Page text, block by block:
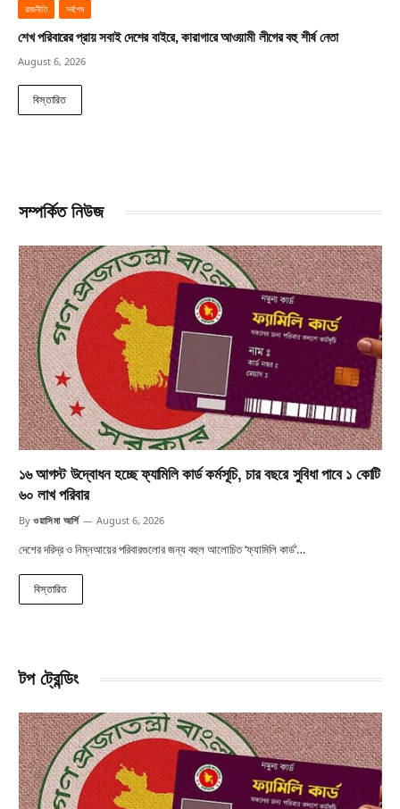
রাজনীতি সর্বশেষ
শেখ পরিবারের প্রায় সবাই দেশের বাইরে, কারাগারে আওয়ামী লীগের বহু শীর্ষ নেতা
August 6, 2026
বিস্তারিত
সম্পর্কিত নিউজ
১৬ আগস্ট উদ্বোধন হচ্ছে ফ্যামিলি কার্ড কর্মসূচি, চার বছরে সুবিধা পাবে ১ কোটি
৬০ লাখ পরিবার
By ওয়াসিমা আর্শি August 6, 2026
দেশের দরিদ্র ও নিম্নআয়ের পরিবারগুলোর জন্য বহুল আলোচিত ‘ফ্যামিলি কার্ড’…
বিস্তারিত
টপ ট্রেন্ডিং